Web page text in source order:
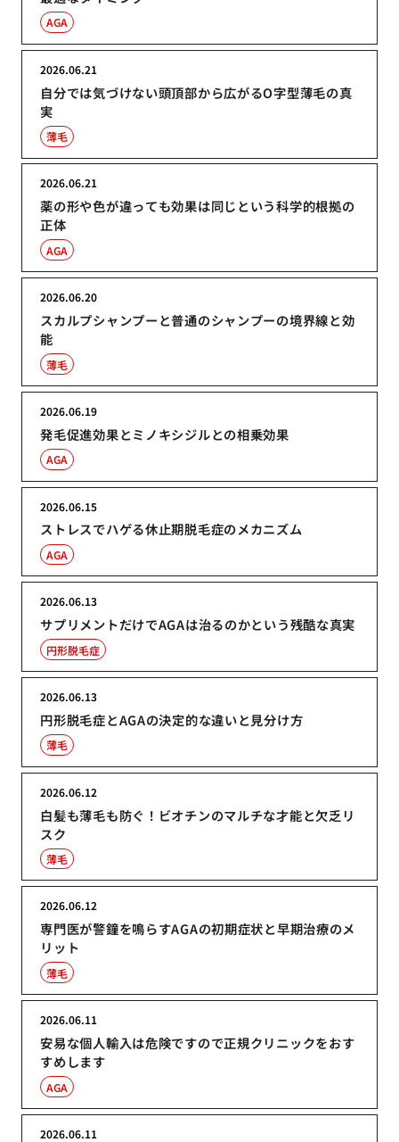
AGA
自分では気づけない頭頂部から広がるO字型薄毛の真
実
2026.06.21
薄毛
薬の形や色が違っても効果は同じという科学的根拠の
正体
2026.06.21
AGA
スカルプシャンプーと普通のシャンプーの境界線と効
能
2026.06.20
薄毛
発毛促進効果とミノキシジルとの相乗効果
2026.06.19
AGA
ストレスでハゲる休止期脱毛症のメカニズム
2026.06.15
AGA
サプリメントだけでAGAは治るのかという残酷な真実
2026.06.13
円形脱毛症
円形脱毛症とAGAの決定的な違いと見分け方
2026.06.13
薄毛
白髪も薄毛も防ぐ！ビオチンのマルチな才能と欠乏リ
スク
2026.06.12
薄毛
専門医が警鐘を鳴らすAGAの初期症状と早期治療のメ
リット
2026.06.12
薄毛
安易な個人輸入は危険ですので正規クリニックをおす
すめします
2026.06.11
AGA
2026.06.11